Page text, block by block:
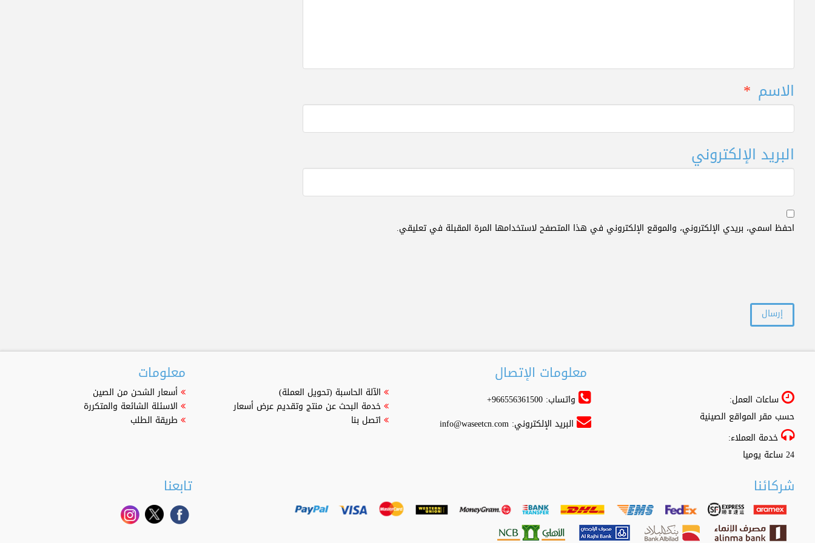
الاسم *
البريد الإلكتروني
احفظ اسمي، بريدي الإلكتروني، والموقع الإلكتروني في هذا المتصفح لاستخدامها المرة المقبلة في تعليقي.
معلومات
أسعار الشحن من الصين
الاسئلة الشائعة والمتكررة
طريقة الطلب
الآلة الحاسبة (تحويل العملة)
خدمة البحث عن منتج وتقديم عرض أسعار
اتصل بنا
معلومات الإتصال
واتساب: 966556361500+
البريد الإلكتروني: info@waseetcn.com
ساعات العمل:
حسب مقر المواقع الصينية
خدمة العملاء:
24 ساعة يوميا
تابعنا شركائنا